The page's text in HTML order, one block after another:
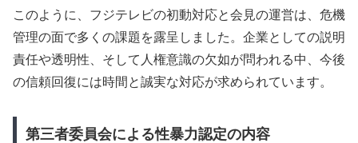
このように、フジテレビの初動対応と会見の運営は、危機
管理の面で多くの課題を露呈しました。企業としての説明
責任や透明性、そして人権意識の欠如が問われる中、今後
の信頼回復には時間と誠実な対応が求められています。
第三者委員会による性暴力認定の内容